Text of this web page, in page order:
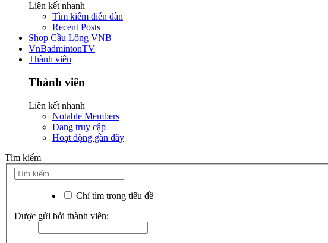
Liên kết nhanh
Tìm kiếm diễn đàn
Recent Posts
Shop Cầu Lông VNB
VnBadmintonTV
Thành viên
Thành viên
Liên kết nhanh
Notable Members
Đang truy cập
Hoạt động gần đây
Tìm kiếm
Chỉ tìm trong tiêu đề
Được gửi bởi thành viên: